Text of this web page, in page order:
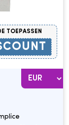
TOEPASSEN